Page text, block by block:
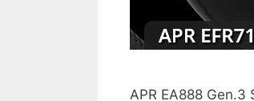
APR EA888